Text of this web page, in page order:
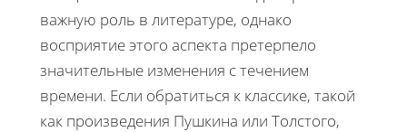
важную роль в литературе, однако
восприятие этого аспекта претерпело
значительные изменения с течением
времени. Если обратиться к классике, такой
как произведения Пушкина или Толстого,